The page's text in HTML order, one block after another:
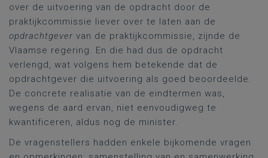
over de uitvoering van de opdracht door de
praktijkcommissie liever over te laten aan de
opdrachtgever van de praktijkcommissie, zijnde de
Vlaamse regering. En die had dus de opdracht
verlengd, wat volgens hem betekende dat de
opdrachtgever die uitvoering als goed beoordeelde.
De concrete realisatie van de eindtermen was,
wegens de aard ervan, niet eenvoudigweg te
kwantificeren, aldus nog de minister.
De vragenstellers hadden enkele bijkomende vragen